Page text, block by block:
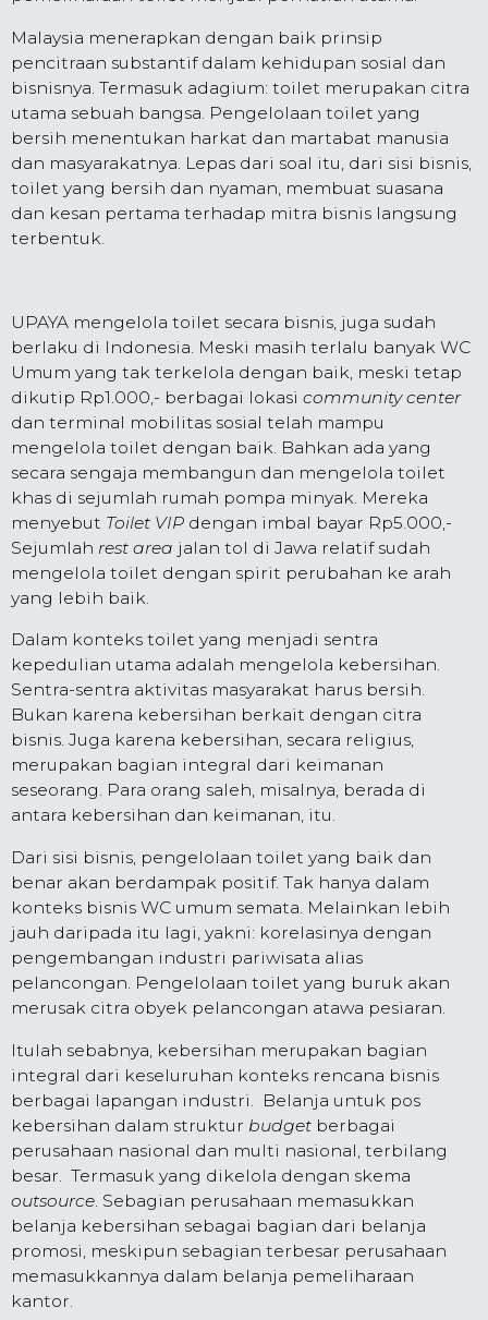
Malaysia menerapkan dengan baik prinsip
pencitraan substantif dalam kehidupan sosial dan
bisnisnya. Termasuk adagium: toilet merupakan citra
utama sebuah bangsa. Pengelolaan toilet yang
bersih menentukan harkat dan martabat manusia
dan masyarakatnya. Lepas dari soal itu, dari sisi bisnis,
toilet yang bersih dan nyaman, membuat suasana
dan kesan pertama terhadap mitra bisnis langsung
terbentuk.
UPAYA mengelola toilet secara bisnis, juga sudah
berlaku di Indonesia. Meski masih terlalu banyak WC
Umum yang tak terkelola dengan baik, meski tetap
dikutip Rp1.000,- berbagai lokasi community center
dan terminal mobilitas sosial telah mampu
mengelola toilet dengan baik. Bahkan ada yang
secara sengaja membangun dan mengelola toilet
khas di sejumlah rumah pompa minyak. Mereka
menyebut Toilet VIP dengan imbal bayar Rp5.000,-
Sejumlah rest area jalan tol di Jawa relatif sudah
mengelola toilet dengan spirit perubahan ke arah
yang lebih baik.
Dalam konteks toilet yang menjadi sentra
kepedulian utama adalah mengelola kebersihan.
Sentra-sentra aktivitas masyarakat harus bersih.
Bukan karena kebersihan berkait dengan citra
bisnis. Juga karena kebersihan, secara religius,
merupakan bagian integral dari keimanan
seseorang. Para orang saleh, misalnya, berada di
antara kebersihan dan keimanan, itu.
Dari sisi bisnis, pengelolaan toilet yang baik dan
benar akan berdampak positif. Tak hanya dalam
konteks bisnis WC umum semata. Melainkan lebih
jauh daripada itu lagi, yakni: korelasinya dengan
pengembangan industri pariwisata alias
pelancongan. Pengelolaan toilet yang buruk akan
merusak citra obyek pelancongan atawa pesiaran.
Itulah sebabnya, kebersihan merupakan bagian
integral dari keseluruhan konteks rencana bisnis
berbagai lapangan industri. Belanja untuk pos
kebersihan dalam struktur budget berbagai
perusahaan nasional dan multi nasional, terbilang
besar. Termasuk yang dikelola dengan skema
outsource . Sebagian perusahaan memasukkan
belanja kebersihan sebagai bagian dari belanja
promosi, meskipun sebagian terbesar perusahaan
memasukkannya dalam belanja pemeliharaan
kantor.